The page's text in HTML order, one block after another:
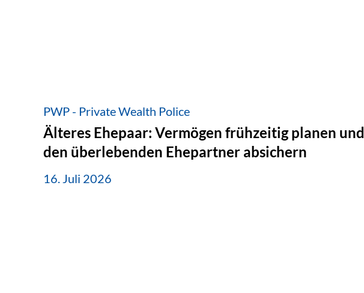
PWP - Private Wealth Police
Älteres Ehepaar: Vermögen frühzeitig planen und
den überlebenden Ehepartner absichern
16. Juli 2026